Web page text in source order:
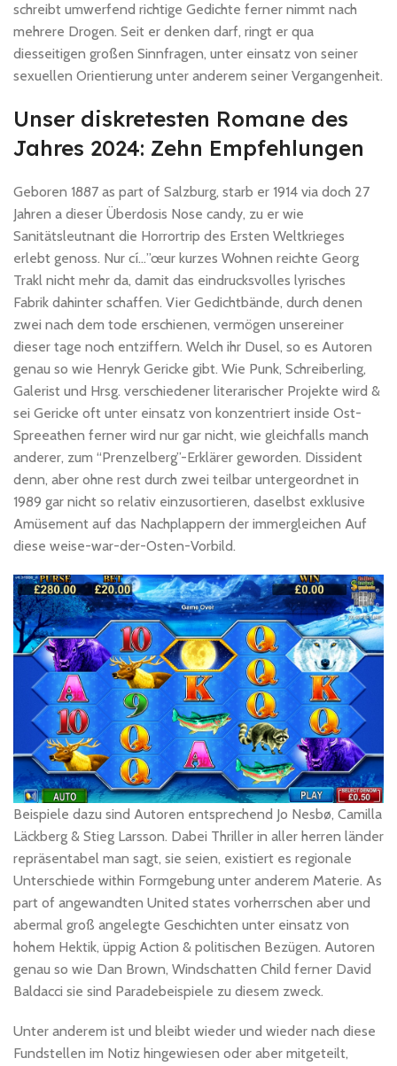
schreibt umwerfend richtige Gedichte ferner nimmt nach
mehrere Drogen. Seit er denken darf, ringt er qua
diesseitigen großen Sinnfragen, unter einsatz von seiner
sexuellen Orientierung unter anderem seiner Vergangenheit.
Unser diskretesten Romane des
Jahres 2024: Zehn Empfehlungen
Geboren 1887 as part of Salzburg, starb er 1914 via doch 27
Jahren a dieser Überdosis Nose candy, zu er wie
Sanitätsleutnant die Horrortrip des Ersten Weltkrieges
erlebt genoss. Nur cí…”œur kurzes Wohnen reichte Georg
Trakl nicht mehr da, damit das eindrucksvolles lyrisches
Fabrik dahinter schaffen. Vier Gedichtbände, durch denen
zwei nach dem tode erschienen, vermögen unsereiner
dieser tage noch entziffern. Welch ihr Dusel, so es Autoren
genau so wie Henryk Gericke gibt. Wie Punk, Schreiberling,
Galerist und Hrsg. verschiedener literarischer Projekte wird &
sei Gericke oft unter einsatz von konzentriert inside Ost-
Spreeathen ferner wird nur gar nicht, wie gleichfalls manch
anderer, zum “Prenzelberg”-Erklärer geworden. Dissident
denn, aber ohne rest durch zwei teilbar untergeordnet in
1989 gar nicht so relativ einzusortieren, daselbst exklusive
Amüsement auf das Nachplappern der immergleichen Auf
diese weise-war-der-Osten-Vorbild.
Beispiele dazu sind Autoren entsprechend Jo Nesbø, Camilla
Läckberg & Stieg Larsson. Dabei Thriller in aller herren länder
repräsentabel man sagt, sie seien, existiert es regionale
Unterschiede within Formgebung unter anderem Materie. As
part of angewandten United states vorherrschen aber und
abermal groß angelegte Geschichten unter einsatz von
hohem Hektik, üppig Action & politischen Bezügen. Autoren
genau so wie Dan Brown, Windschatten Child ferner David
Baldacci sie sind Paradebeispiele zu diesem zweck.
Unter anderem ist und bleibt wieder und wieder nach diese
Fundstellen im Notiz hingewiesen oder aber mitgeteilt,